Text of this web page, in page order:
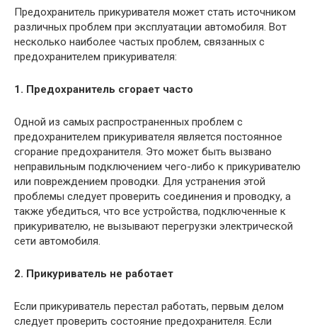
Предохранитель прикуривателя может стать источником
различных проблем при эксплуатации автомобиля. Вот
несколько наиболее частых проблем, связанных с
предохранителем прикуривателя:
1. Предохранитель сгорает часто
Одной из самых распространенных проблем с
предохранителем прикуривателя является постоянное
сгорание предохранителя. Это может быть вызвано
неправильным подключением чего-либо к прикуривателю
или повреждением проводки. Для устранения этой
проблемы следует проверить соединения и проводку, а
также убедиться, что все устройства, подключенные к
прикуривателю, не вызывают перегрузки электрической
сети автомобиля.
2. Прикуриватель не работает
Если прикуриватель перестал работать, первым делом
следует проверить состояние предохранителя. Если